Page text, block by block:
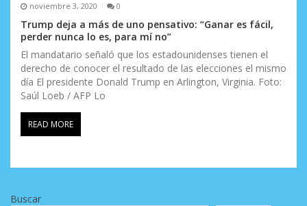
noviembre 3, 2020 0
Trump deja a más de uno pensativo: “Ganar es fácil,
perder nunca lo es, para mí no”
El mandatario señaló que los estadounidenses tienen el
derecho de conocer el resultado de las elecciones el mismo
día El presidente Donald Trump en Arlington, Virginia. Foto:
Saúl Loeb / AFP Lo
READ MORE
Buscar